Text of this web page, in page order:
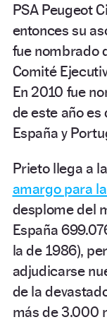
PSA Peugeot
entonces su
fue nombrado
Comité
En 2010 fue
de este año
España y
Prieto llega a
amargo para
desplome del
España
la de 1986),
adjudicarse
de la
más de 3.000